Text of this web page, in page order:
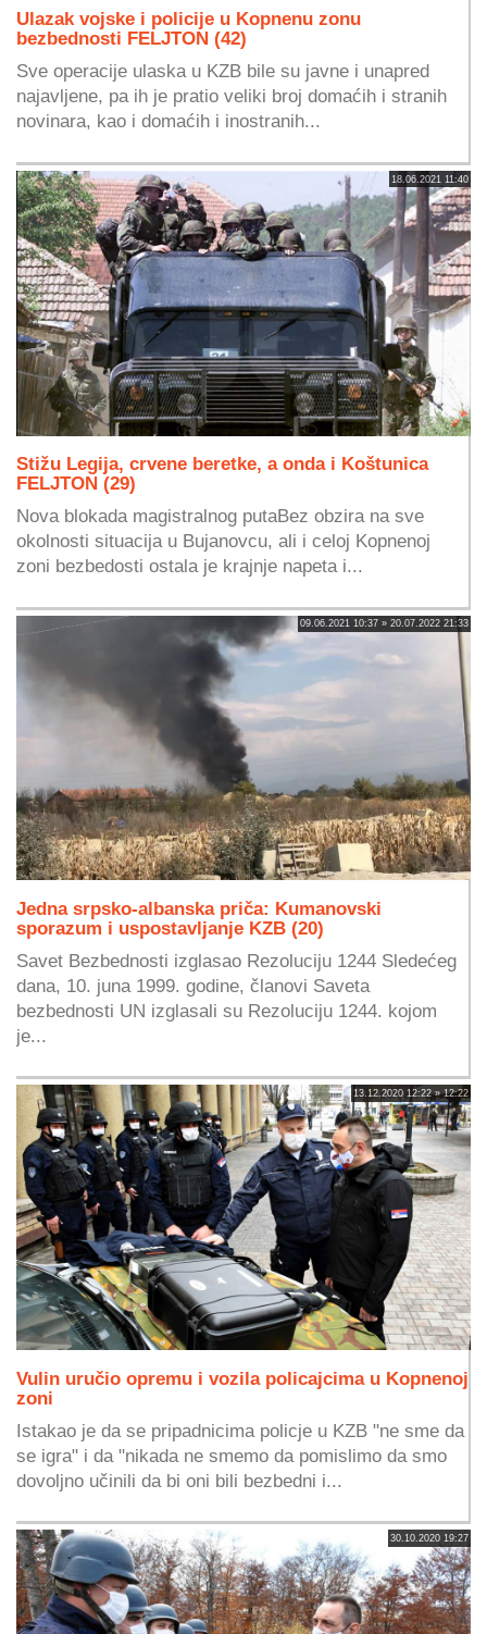
Ulazak vojske i policije u Kopnenu zonu
bezbednosti FELJTON (42)
Sve operacije ulaska u KZB bile su javne i unapred
najavljene, pa ih je pratio veliki broj domaćih i stranih
novinara, kao i domaćih i inostranih...
18.06.2021 11:40
Stižu Legija, crvene beretke, a onda i Koštunica
FELJTON (29)
Nova blokada magistralnog putaBez obzira na sve
okolnosti situacija u Bujanovcu, ali i celoj Kopnenoj
zoni bezbedosti ostala je krajnje napeta i...
09.06.2021 10:37 » 20.07.2022 21:33
Jedna srpsko-albanska priča: Kumanovski
sporazum i uspostavljanje KZB (20)
Savet Bezbednosti izglasao Rezoluciju 1244 Sledećeg
dana, 10. juna 1999. godine, članovi Saveta
bezbednosti UN izglasali su Rezoluciju 1244. kojom
je...
13.12.2020 12:22 » 12:22
Vulin uručio opremu i vozila policajcima u Kopnenoj
zoni
Istakao je da se pripadnicima policje u KZB "ne sme da
se igra" i da "nikada ne smemo da pomislimo da smo
dovoljno učinili da bi oni bili bezbedni i...
30.10.2020 19:27